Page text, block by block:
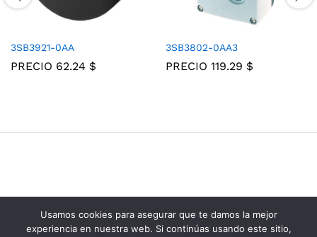
3SB3921-0AA
PRECIO 62.24 $
3SB3802-0AA3
PRECIO 119.29 $
Grupo Consolidados de Electricos © 2025
Usamos cookies para asegurar que te damos la mejor
experiencia en nuestra web. Si continúas usando este sitio,